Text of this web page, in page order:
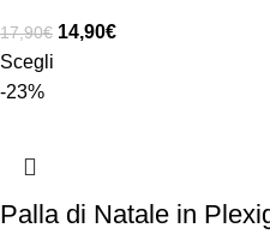
17,90€ 14,90€
Scegli
-23%
Palla di Natale in